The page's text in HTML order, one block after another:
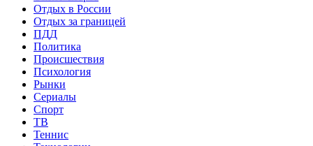
Отдых в России
Отдых за границей
ПДД
Политика
Происшествия
Психология
Рынки
Сериалы
Спорт
ТВ
Теннис